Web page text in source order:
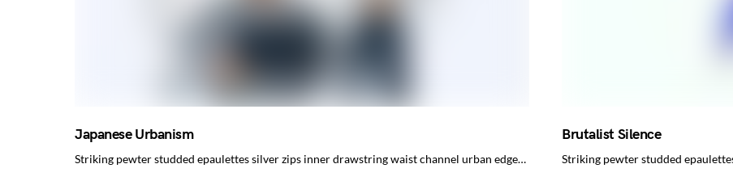
Japanese Urbanism
Striking pewter studded epaulettes silver zips inner drawstring waist channel urban edge…
Brutalist Silence
Striking pewter studded